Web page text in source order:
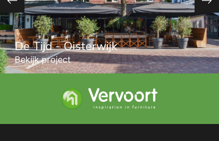
De Tijd - Oisterwijk
Bekijk project